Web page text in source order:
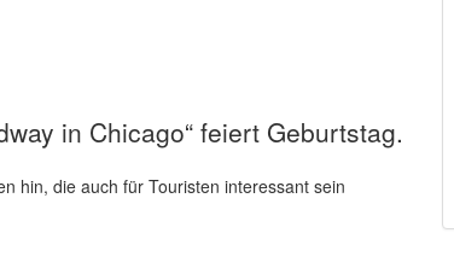
in Chicago“ feiert Geburtstag.
hin, die auch für Touristen interessant sein